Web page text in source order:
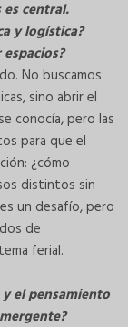
central.
y logística?
No buscamos
sino abrir el
conocía, pero las
para que el
¿cómo
distintos sin
un desafío, pero
de
ferial.
el pensamiento